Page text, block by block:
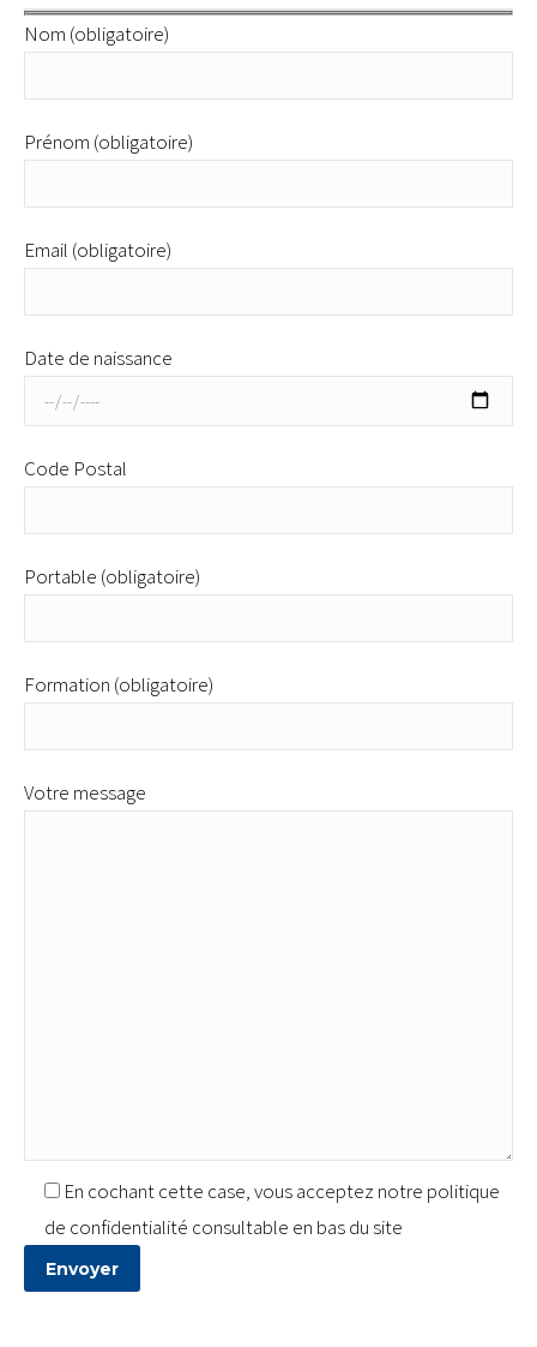
Nom (obligatoire)
Prénom (obligatoire)
Email (obligatoire)
Date de naissance
Code Postal
Portable (obligatoire)
Formation (obligatoire)
Votre message
En cochant cette case, vous acceptez notre politique
de confidentialité consultable en bas du site